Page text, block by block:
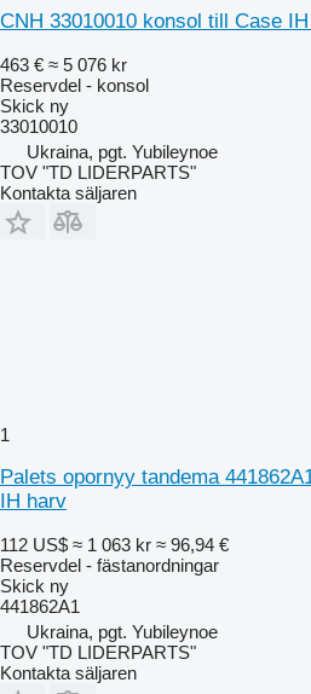
CNH 33010010 konsol till Case
463 € ≈ 5 076 kr
Reservdel - konsol
Skick ny
33010010
Ukraina, pgt. Yubileynoe
TOV "TD LIDERPARTS"
Kontakta säljaren
1
Palets opornyy tandema
IH harv
112 US$ ≈ 1 063 kr ≈ 96,94 €
Reservdel - fästanordningar
Skick ny
441862A1
Ukraina, pgt. Yubileynoe
TOV "TD LIDERPARTS"
Kontakta säljaren